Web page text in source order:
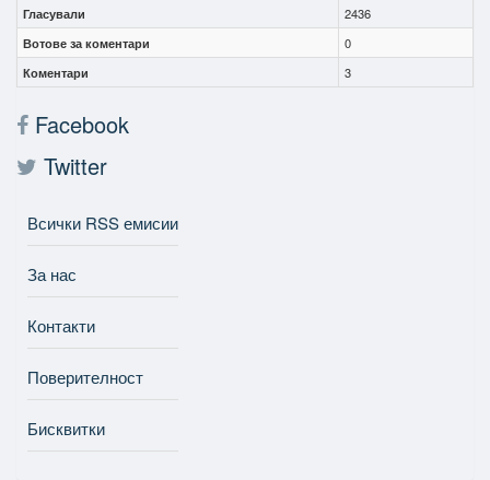
Гласували
2436
Вотове за коментари
0
Коментари
3
Facebook
Twitter
Всички RSS емисии
За нас
Контакти
Поверителност
Бисквитки